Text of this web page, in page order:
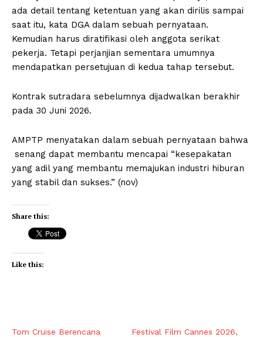
ada detail tentang ketentuan yang akan dirilis sampai
saat itu, kata DGA dalam sebuah pernyataan.
Kemudian harus diratifikasi oleh anggota serikat
pekerja. Tetapi perjanjian sementara umumnya
mendapatkan persetujuan di kedua tahap tersebut.
Kontrak sutradara sebelumnya dijadwalkan berakhir
pada 30 Juni 2026.
AMPTP menyatakan dalam sebuah pernyataan bahwa
senang dapat membantu mencapai “kesepakatan
yang adil yang membantu memajukan industri hiburan
yang stabil dan sukses.” (nov)
Share this:
Like this:
Tom Cruise Berencana
Festival Film Cannes 2026,